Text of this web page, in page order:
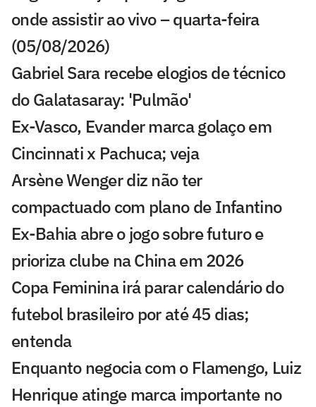
onde assistir ao vivo – quarta-feira
(05/08/2026)
Gabriel Sara recebe elogios de técnico
do Galatasaray: 'Pulmão'
Ex-Vasco, Evander marca golaço em
Cincinnati x Pachuca; veja
Arsène Wenger diz não ter
compactuado com plano de Infantino
Ex-Bahia abre o jogo sobre futuro e
prioriza clube na China em 2026
Copa Feminina irá parar calendário do
futebol brasileiro por até 45 dias;
entenda
Enquanto negocia com o Flamengo, Luiz
Henrique atinge marca importante no